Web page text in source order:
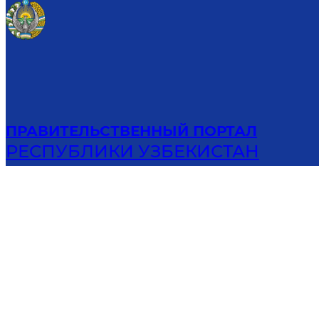
ПРАВИТЕЛЬСТВЕННЫЙ ПОРТАЛ
РЕСПУБЛИКИ УЗБЕКИСТАН